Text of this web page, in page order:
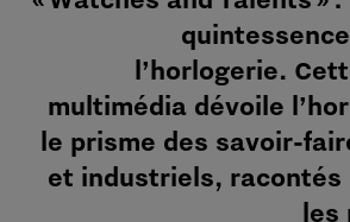
l’horlogerie.
multimédia dévoile
le prisme des savoir-
et industriels, racontés
les